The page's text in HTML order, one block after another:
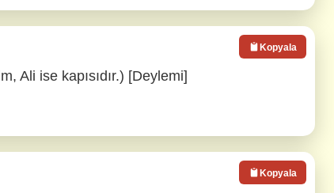
Ali ise kapısıdır.) [Deylemi]
Kopyala
Kopyala